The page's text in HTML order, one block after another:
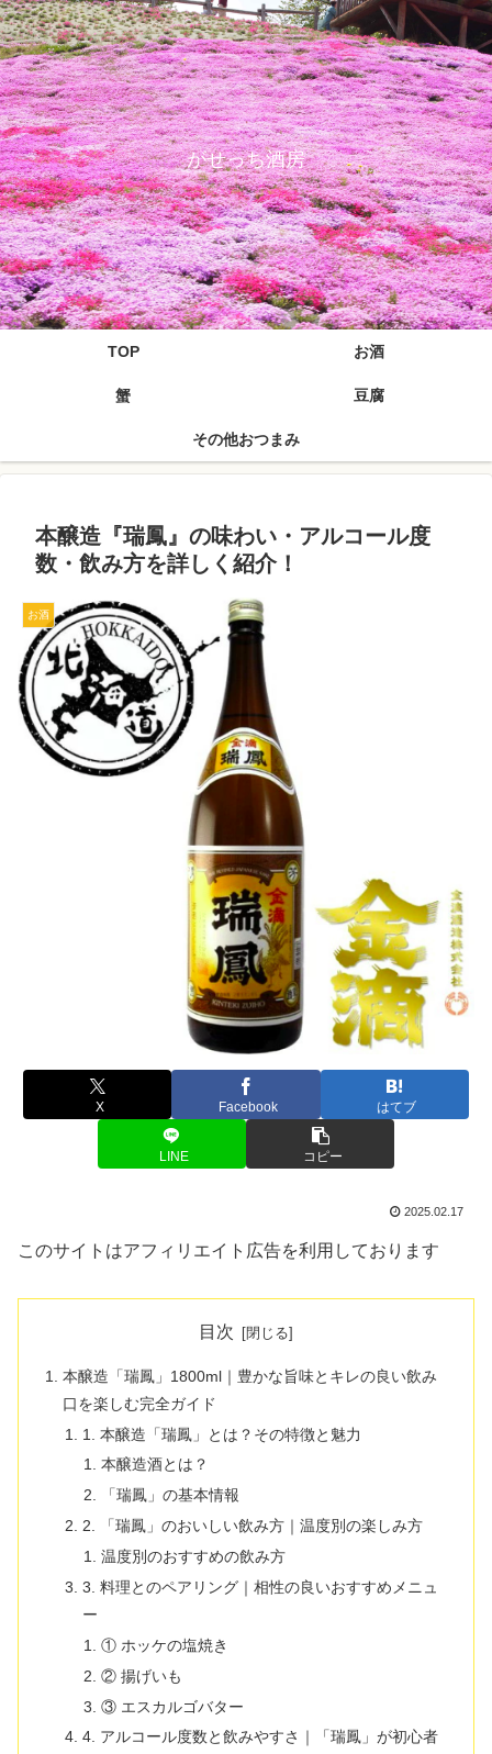
がせっち酒房
TOP お酒
蟹 豆腐
その他おつまみ
本醸造『瑞鳳』の味わい・アルコール度
数・飲み方を詳しく紹介！
お酒
X Facebook はてブ
LINE コピー
2025.02.17
このサイトはアフィリエイト広告を利用しております
目次
本醸造「瑞鳳」1800ml｜豊かな旨味とキレの良い飲み
口を楽しむ完全ガイド
1. 本醸造「瑞鳳」とは？その特徴と魅力
本醸造酒とは？
「瑞鳳」の基本情報
2. 「瑞鳳」のおいしい飲み方｜温度別の楽しみ方
温度別のおすすめの飲み方
3. 料理とのペアリング｜相性の良いおすすめメニュ
ー
① ホッケの塩焼き
② 揚げいも
③ エスカルゴバター
4. アルコール度数と飲みやすさ｜「瑞鳳」が初心者